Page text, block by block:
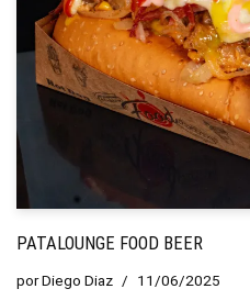
PATALOUNGE FOOD BEER
porDiego Diaz 11/06/2025